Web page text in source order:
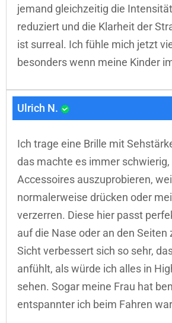
jemand gleichzeitig die
reduziert und die Klarheit der
ist surreal. Ich fühle mich jetzt
besonders wenn meine Kinder
Ulrich N.
Ich trage eine Brille mit
das machte es immer schwierig,
Accessoires auszuprobieren,
normalerweise drücken oder
verzerren. Diese hier passt
auf die Nase oder an den Seiten
Sicht verbessert sich so sehr,
anfühlt, als würde ich alles in
sehen. Sogar meine Frau hat
entspannter ich beim Fahren